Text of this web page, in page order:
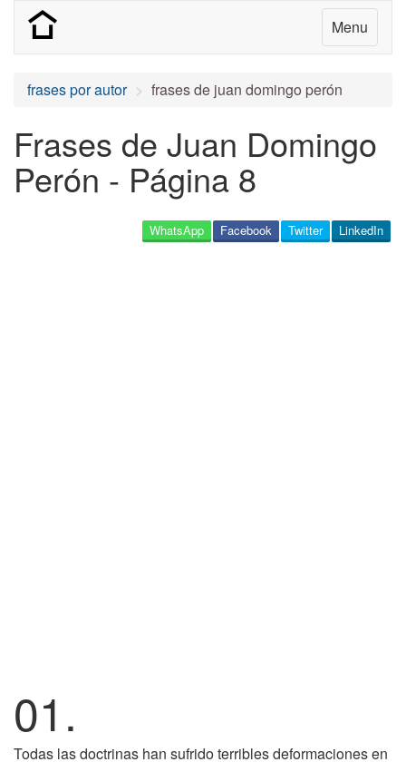
Menu
frases por autor frases de juan domingo perón
Frases de Juan Domingo
Perón - Página 8
LinkedIn
Twitter
Facebook
WhatsApp
01.
Todas las doctrinas han sufrido terribles deformaciones en